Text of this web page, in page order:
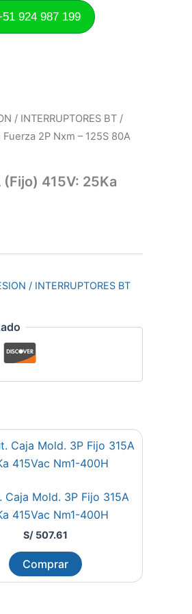
924 987 199
/ INTERRUPTORES BT /
Fuerza 2P Nxm – 125S 80A
(Fijo) 415V: 25Ka
/ INTERRUPTORES BT
Caja Mold. 3P Fijo 315A
415Vac Nm1-400H
S/ 507.61
Comprar